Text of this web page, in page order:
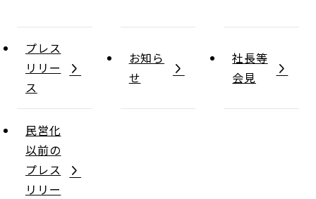
プレス
リリー
ス
お知ら
せ
社長等
会見
民営化
以前の
プレス
リリー